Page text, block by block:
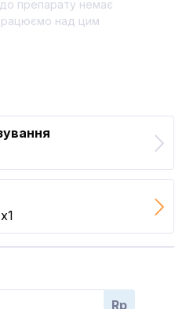
препарату немає
над цим
Rp